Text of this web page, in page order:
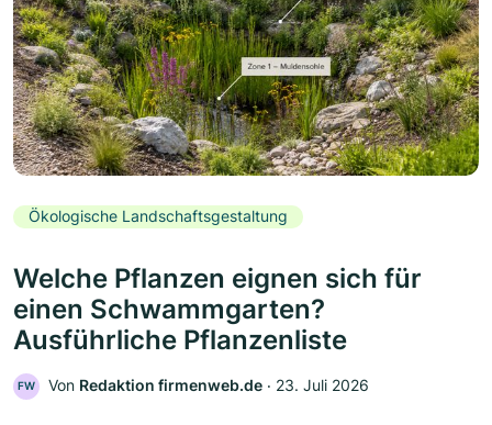
Ökologische Landschaftsgestaltung
Welche Pflanzen eignen sich für
einen Schwammgarten?
Ausführliche Pflanzenliste
FW Von Redaktion firmenweb.de ‧ 23. Juli 2026